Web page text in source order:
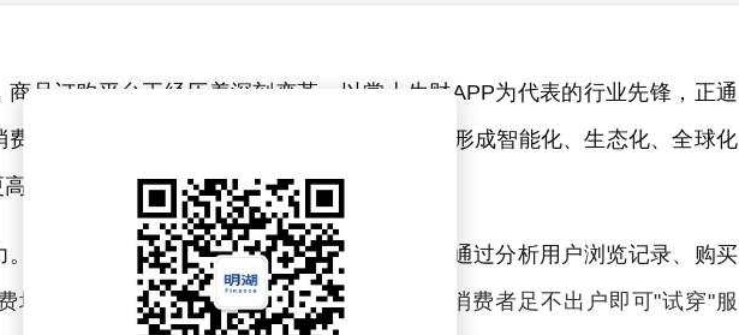
品订购平台正经历着深刻变革。以掌上生财APP为代表的行业先锋，正通
体验。据行业分析，到2030年，这类平台将形成智能化、生态化、全球化
效便捷的服务。
人工智能算法将实现千人千面的精准推荐，通过分析用户浏览记录、购买
场景。虚拟现实与增强现实技术的融合，让消费者足不出户即可"试穿"服